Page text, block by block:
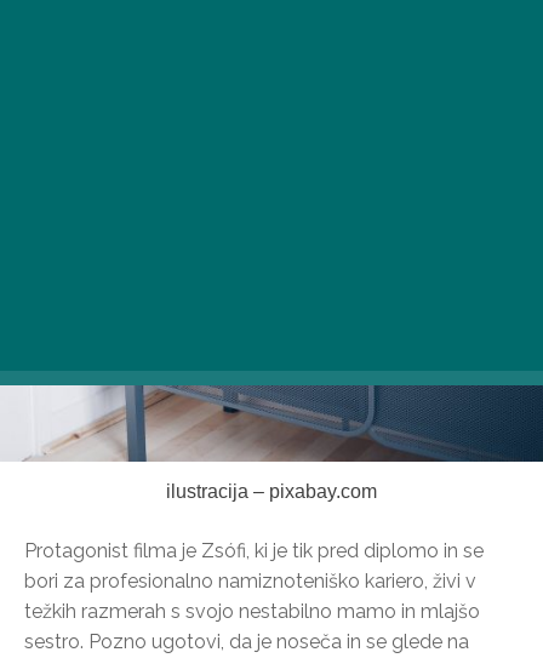
ilustracija – pixabay.com
Protagonist filma je Zsófi, ki je tik pred diplomo in se
bori za profesionalno namiznoteniško kariero, živi v
težkih razmerah s svojo nestabilno mamo in mlajšo
sestro. Pozno ugotovi, da je noseča in se glede na